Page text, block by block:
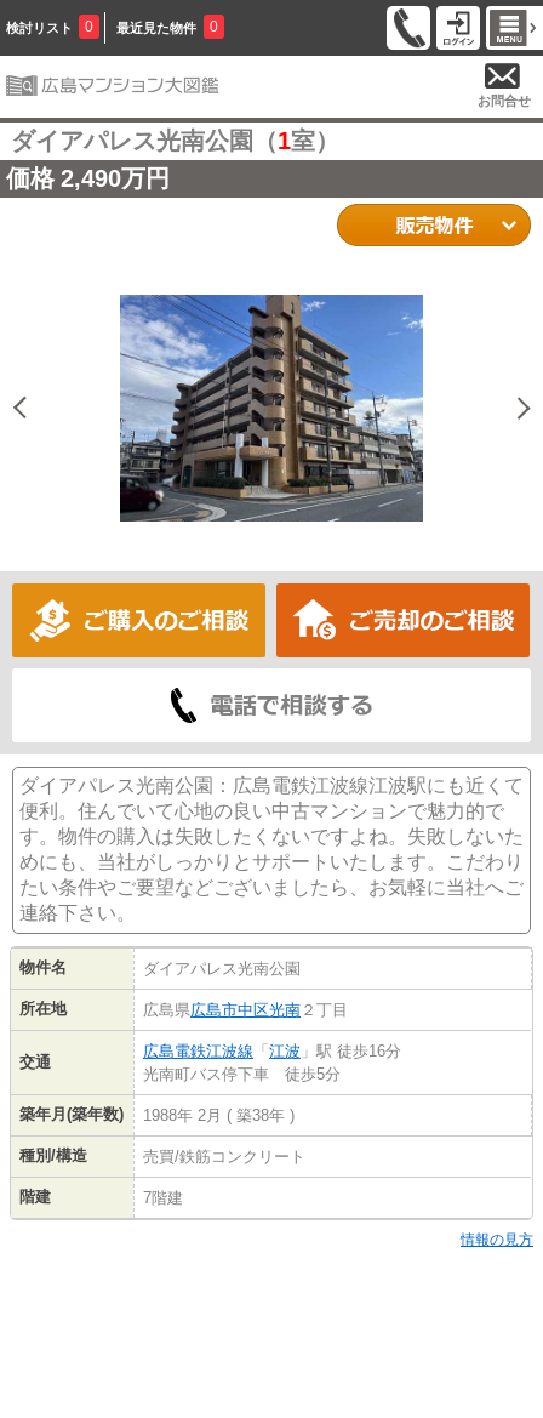
検討リスト 0 最近見た物件 0
お問合せ
ダイアパレス光南公園（1室）
価格 2,490万円
ダイアパレス光南公園：広島電鉄江波線江波駅にも近くて
便利。住んでいて心地の良い中古マンションで魅力的で
す。物件の購入は失敗したくないですよね。失敗しないた
めにも、当社がしっかりとサポートいたします。こだわり
たい条件やご要望などございましたら、お気軽に当社へご
連絡下さい。
物件名 ダイアパレス光南公園
所在地 広島県広島市中区光南 ２丁目
交通
広島電鉄江波線 「江波 」駅 徒歩16分
光南町バス停下車 徒歩5分
築年月(築年数) 1988年 2月 ( 築38年 )
種別/構造 売買/鉄筋コンクリート
階建 7階建
情報の見方